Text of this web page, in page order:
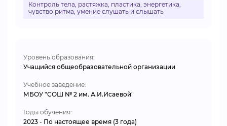
Контроль тела, растяжка, пластика, энергетика,
чувство ритма, умение слушать и слышать
Уровень образования:
Учащийся общеобразовательной организации
Учебное заведение:
МБОУ "СОШ № 2 им. А.И.Исаевой"
Годы обучения:
2023 - По настоящее время (3 года)